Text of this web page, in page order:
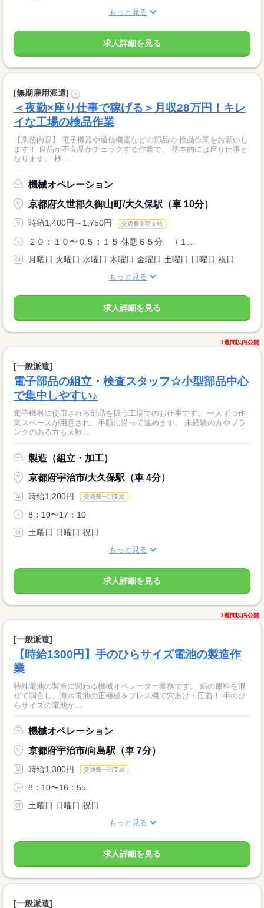
もっと見る
求人詳細を見る
[無期雇用派遣] ?
＜夜勤×座り仕事で稼げる＞月収28万円！キレ
イな工場の検品作業
【業務内容】 電子機器や通信機器などの部品の 検品作業をお願いし
ます！ 良品か不良品かチェックする作業で、 基本的には座り仕事と
なります。 検...
機械オペレーション
京都府久世郡久御山町/大久保駅（車 10分）
時給1,400円～1,750円 交通費全額支給
２０：１０〜０５：１５ 休憩６５分 （１...
月曜日 火曜日 水曜日 木曜日 金曜日 土曜日 日曜日 祝日
もっと見る
求人詳細を見る
1週間以内公開
[一般派遣]
電子部品の組立・検査スタッフ☆小型部品中心
で集中しやすい♪
電子機器に使用される部品を扱う工場でのお仕事です。 一人ずつ作
業スペースが用意され、手順に沿って進めます。 未経験の方やブラ
ンクのある方も大歓...
製造（組立・加工）
京都府宇治市/大久保駅（車 4分）
時給1,200円 交通費一部支給
8：10〜17：10
土曜日 日曜日 祝日
もっと見る
求人詳細を見る
1週間以内公開
[一般派遣]
【時給1300円】手のひらサイズ電池の製造作
業
特殊電池の製造に関わる機械オペレーター業務です。 鉛の原料を混
ぜて調合し、海水電池の正極板をプレス機で穴あけ・圧着！ 手のひ
らサイズの電池か...
機械オペレーション
京都府宇治市/向島駅（車 7分）
時給1,300円 交通費一部支給
8：10〜16：55
土曜日 日曜日 祝日
もっと見る
求人詳細を見る
[一般派遣]